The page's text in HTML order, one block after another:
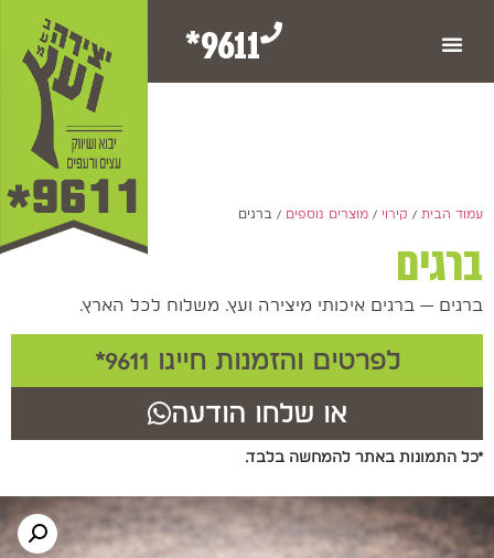
9611*
עמוד הבית / קירוי / מוצרים נוספים / ברגים
ברגים
ברגים — ברגים איכותי מיצירה ועץ. משלוח לכל הארץ.
לפרטים והזמנות חייגו 9611*
או שלחו הודעה
*כל התמונות באתר להמחשה בלבד.